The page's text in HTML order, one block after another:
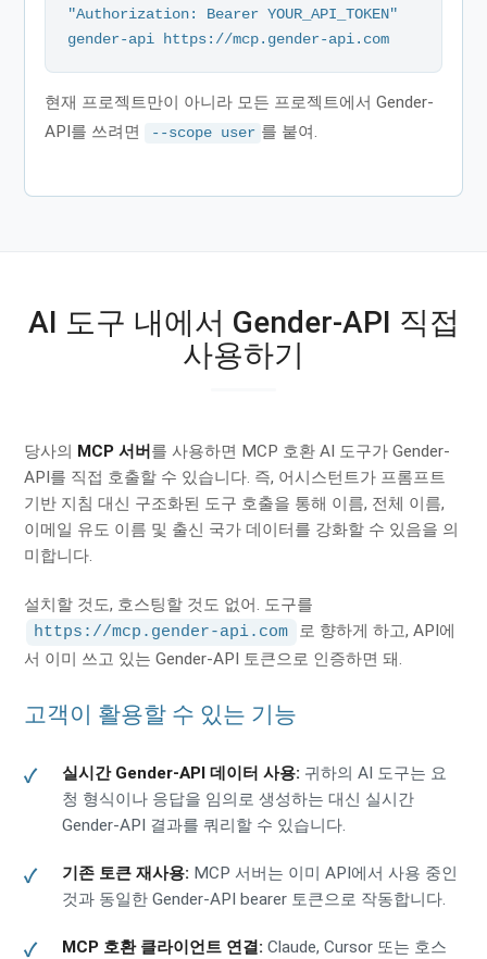
"Authorization: Bearer YOUR_API_TOKEN"
gender-api https://mcp.gender-api.com
현재 프로젝트만이 아니라 모든 프로젝트에서 Gender-
API를 쓰려면
--scope user 를 붙여.
AI 도구 내에서 Gender-API 직접
사용하기
당사의 MCP 서버 를 사용하면 MCP 호환 AI 도구가 Gender-
API를 직접 호출할 수 있습니다. 즉, 어시스턴트가 프롬프트
기반 지침 대신 구조화된 도구 호출을 통해 이름, 전체 이름,
이메일 유도 이름 및 출신 국가 데이터를 강화할 수 있음을 의
미합니다.
설치할 것도, 호스팅할 것도 없어. 도구를
https://mcp.gender-api.com
로 향하게 하고, API에
서 이미 쓰고 있는 Gender-API 토큰으로 인증하면 돼.
고객이 활용할 수 있는 기능
실시간 Gender-API 데이터 사용: 귀하의 AI 도구는 요
청 형식이나 응답을 임의로 생성하는 대신 실시간
Gender-API 결과를 쿼리할 수 있습니다.
기존 토큰 재사용: MCP 서버는 이미 API에서 사용 중인
것과 동일한 Gender-API bearer 토큰으로 작동합니다.
MCP 호환 클라이언트 연결: Claude, Cursor 또는 호스